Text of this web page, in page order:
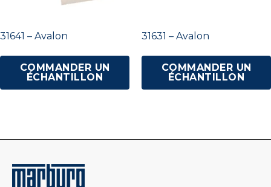
31641 – Avalon
COMMANDER UN
ÉCHANTILLON
31631 – Avalon
COMMANDER UN
ÉCHANTILLON